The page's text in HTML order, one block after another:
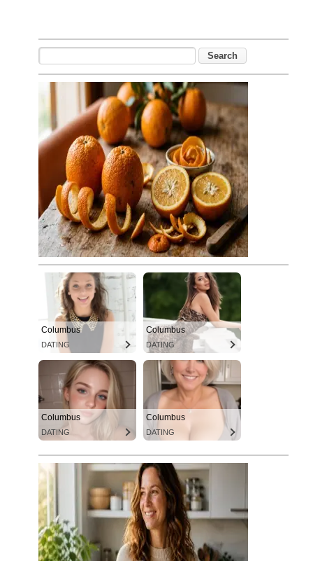
Columbus
DATING
Columbus
DATING
Columbus
DATING
Columbus
DATING